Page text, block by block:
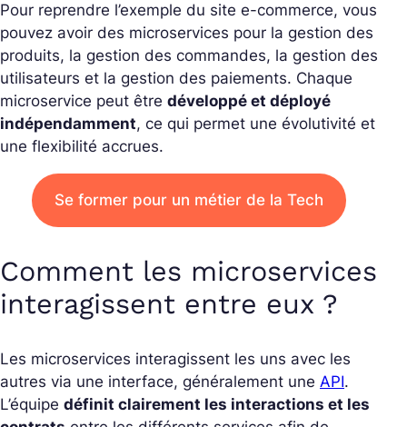
Pour reprendre l’exemple du site e-commerce, vous
pouvez avoir des microservices pour la gestion des
produits, la gestion des commandes, la gestion des
utilisateurs et la gestion des paiements. Chaque
microservice peut être développé et déployé
indépendamment, ce qui permet une évolutivité et
une flexibilité accrues.
Se former pour un métier de la Tech
Comment les microservices
interagissent entre eux ?
Les microservices interagissent les uns avec les
autres via une interface, généralement une API.
L’équipe définit clairement les interactions et les